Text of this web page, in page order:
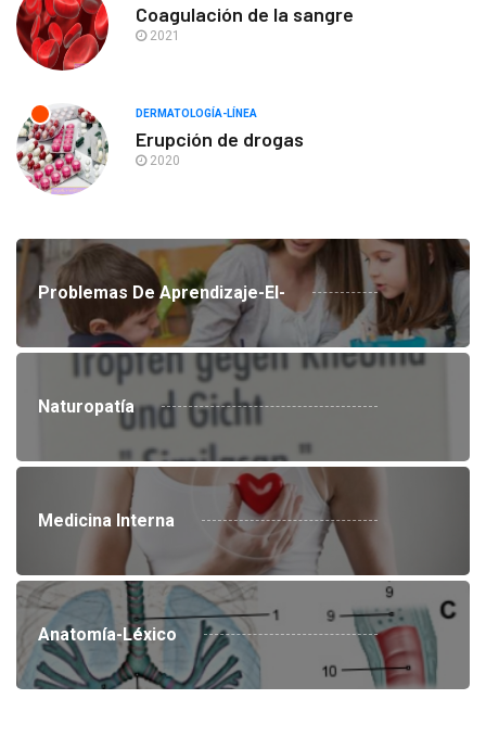
Coagulación de la sangre
2021
DERMATOLOGÍA-LÍNEA
Erupción de drogas
2020
Problemas De Aprendizaje-El-
Naturopatía
Medicina Interna
Anatomía-Léxico